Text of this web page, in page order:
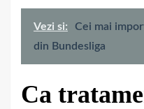
Vezi si:
Cei mai
din Bundesliga
Ca